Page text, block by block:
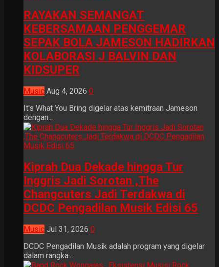
RAYAKAN SEMANGAT
KEBERSAMAAN PENGGEMAR
SEPAK BOLA JAMESON HADIRKAN
KOLABORASI J BALVIN DAN
KIDSUPER
Music Aug 4, 2026 0
It's What You Bring digelar atas kemitraan Jameson
dengan...
Kiprah Dua Dekade hingga Tur
Inggris Jadi Sorotan ,The
Changcuters Jadi Terdakwa di
DCDC Pengadilan Musik Edisi 65
Music Jul 31, 2026 0
DCDC Pengadilan Musik adalah program yang digelar
dalam rangka...